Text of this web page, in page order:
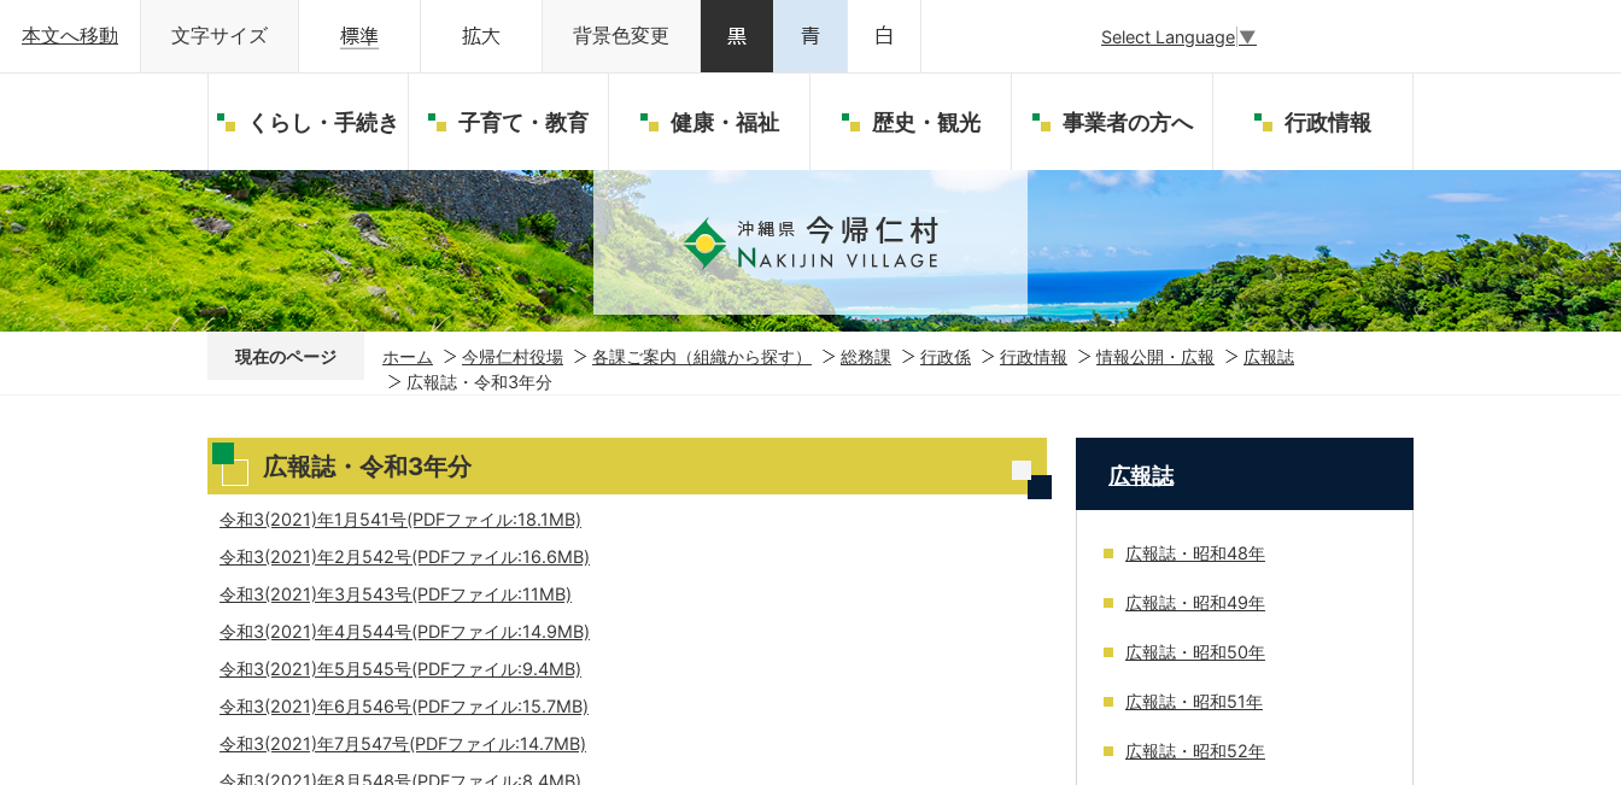
本文へ移動 文字サイズ 背景色変更 Select Language ▼
くらし・手続き 子育て・教育 健康・福祉 歴史・観光 事業者の方へ 行政情報
現在のページ ホーム 今帰仁村役場 各課ご案内（組織から探す） 総務課 行政係 行政情報 情報公開・広報
広報誌
広報誌・令和3年分
広報誌・令和3年分
令和3(2021)年1月541号(PDFファイル:18.1MB)
令和3(2021)年2月542号(PDFファイル:16.6MB)
令和3(2021)年3月543号(PDFファイル:11MB)
令和3(2021)年4月544号(PDFファイル:14.9MB)
令和3(2021)年5月545号(PDFファイル:9.4MB)
令和3(2021)年6月546号(PDFファイル:15.7MB)
令和3(2021)年7月547号(PDFファイル:14.7MB)
広報誌
広報誌・昭和48年
広報誌・昭和49年
広報誌・昭和50年
広報誌・昭和51年
広報誌・昭和52年